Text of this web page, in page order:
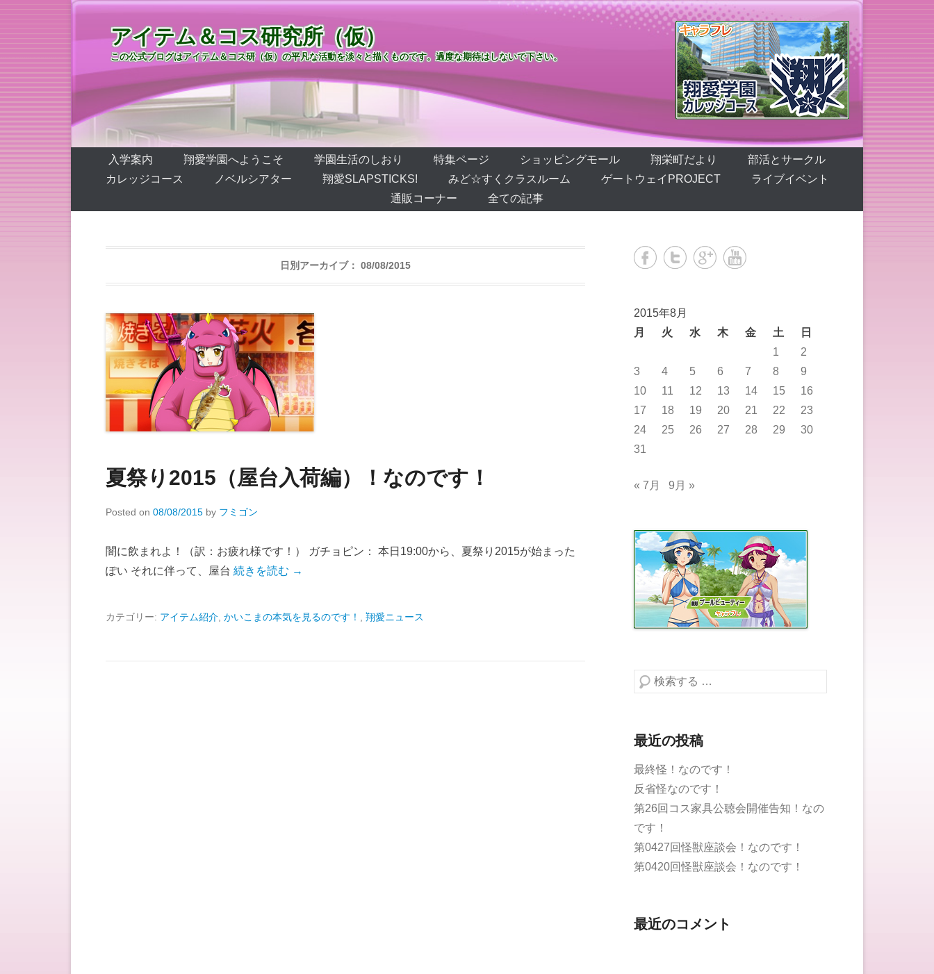
アイテム＆コス研究所（仮）
この公式ブログはアイテム＆コス研（仮）の平凡な活動を淡々と描くものです。過度な期待はしないで下さい。
第1メニュー
コンテンツへ移動
入学案内 翔愛学園へようこそ 学園生活のしおり 特集ページ ショッピングモール 翔栄町だより
部活とサークル
カレッジコース
ノベルシアター 翔愛SLAPSTICKS! みど☆すくクラスルーム ゲートウェイPROJECT
ライブイベント
通販コーナー
全ての記事
日別アーカイブ： 08/08/2015
夏祭り2015（屋台入荷編）！なのです！
Posted on 08/08/2015 by フミゴン
闇に飲まれよ！（訳：お疲れ様です！） ガチョピン： 本日19:00から、夏祭り2015が始まった
ぽい それに伴って、屋台 続きを読む →
カテゴリー: アイテム紹介 かいこまの本気を見るのです！ 翔愛ニュース
2015年8月
月
火 水 木 金 土
日
1
2
3
4 5 6 7 8
9
10
11 12 13 14 15
16
17
18 19 20 21 22
23
24
25 26 27 28 29
30
31
« 7月 9月 »
検索する
最近の投稿
最終怪！なのです！
反省怪なのです！
第26回コス家具公聴会開催告知！なの
です！
第0427回怪獣座談会！なのです！
第0420回怪獣座談会！なのです！
最近のコメント